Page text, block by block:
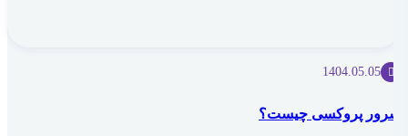
1404.05.05
سرور پروکسی چیست؟